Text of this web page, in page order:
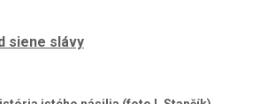
siene slávy